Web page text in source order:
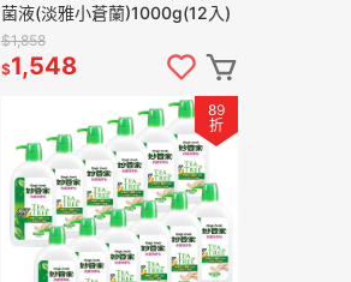
菌液(淡雅小蒼蘭)1000g(12入)
$1,858
$1,548
89
折